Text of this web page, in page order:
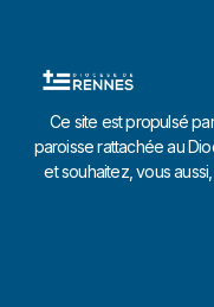
Ce site est propulsé
paroisse rattachée au
et souhaitez, vous